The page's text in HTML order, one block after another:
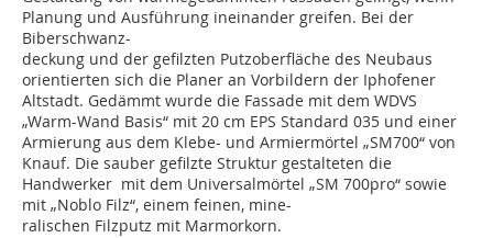
Planung und Ausführung ineinander greifen. Bei der
Biberschwanz-
deckung und der gefilzten Putzoberfläche des Neubaus
orientierten sich die Planer an Vorbildern der Iphofener
Altstadt. Gedämmt wurde die Fassade mit dem WDVS
„Warm-Wand Basis“ mit 20 cm EPS Standard 035 und einer
Armierung aus dem Klebe- und Armiermörtel „SM700“ von
Knauf. Die sauber gefilzte Struktur gestalteten die
Handwerker mit dem Universalmörtel „SM 700pro“ sowie
mit „Noblo Filz“, einem feinen, mine-
ralischen Filzputz mit Marmorkorn.